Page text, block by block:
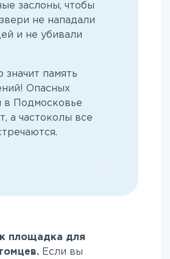
заслоны, чтобы
не нападали
и не убивали
значит память
Опасных
в Подмосковье
а частоколы все
площадка для
Если вы